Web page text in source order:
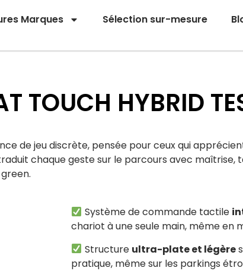
Marques Sélection sur-mesure
TOUCH HYBRID
de jeu discrète, pensée pour ceux qui
chaque geste sur le parcours avec maîtrise,
Système de commande tactile
chariot à une seule main, même en
Structure ultra-plate et légère
pratique, même sur les parkings